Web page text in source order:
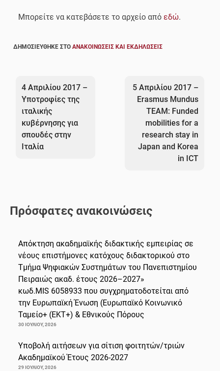
Μπορείτε να κατεβάσετε το αρχείο απόεδώ.
ΔΗΜΟΣΙΕΎΘΗΚΕ ΣΤΟΑΝΑΚΟΙΝΏΣΕΙΣ ΚΑΙ ΕΚΔΗΛΏΣΕΙΣ
άρθρων
4 Απριλίου 2017 –
Υποτροφίες της
ιταλικής
κυβέρνησης για
σπουδές στην
Ιταλία
5 Απριλίου 2017 –
Erasmus Mundus
TEAM: Funded
mobilities for a
research stay in
Japan and Korea
in ICT
Πρόσφατες ανακοινώσεις
Απόκτηση ακαδημαϊκής διδακτικής εμπειρίας σε
νέους επιστήμονες κατόχους διδακτορικού στο
Τμήμα Ψηφιακών Συστημάτων του Πανεπιστημίου
Πειραιώς ακαδ. έτους 2026–2027»
κωδ.MIS 6058933 που συγχρηματοδοτείται από
την Ευρωπαϊκή Ένωση (Ευρωπαϊκό Κοινωνικό
Ταμείο+ (ΕΚΤ+) & Εθνικούς Πόρους
30 ΙΟΥΛΊΟΥ, 2026
Υποβολή αιτήσεων για σίτιση φοιτητών/τριών
Ακαδημαϊκού Έτους 2026-2027
29 ΙΟΥΛΊΟΥ, 2026